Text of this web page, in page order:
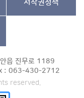
저작권정책
읍 진무로 1189
: 063-430-2712
reserved.